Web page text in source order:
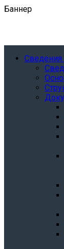
Баннер
Сведения